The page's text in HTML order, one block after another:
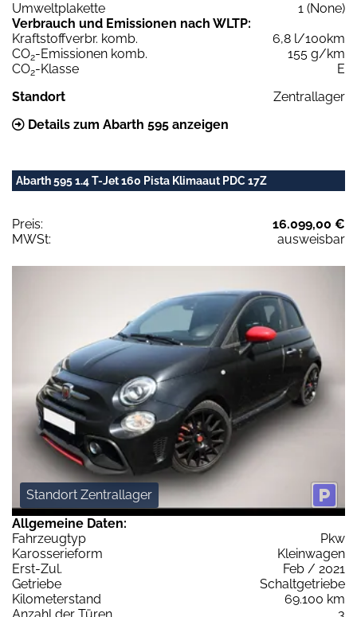
Umweltplakette
1 (None)
Verbrauch und Emissionen nach WLTP:
Kraftstoffverbr. komb.
6,8 l/100km
CO2-Emissionen komb.
155 g/km
CO2-Klasse
E
Standort
Zentrallager
Details zum Abarth 595 anzeigen
Abarth 595 1.4 T-Jet 160 Pista Klimaaut PDC 17Z
Preis:
16.099,00 €
MWSt:
ausweisbar
Standort Zentrallager
Allgemeine Daten:
Fahrzeugtyp
Pkw
Karosserieform
Kleinwagen
Erst-Zul.
Feb / 2021
Getriebe
Schaltgetriebe
Kilometerstand
69.100 km
Anzahl der Türen
3